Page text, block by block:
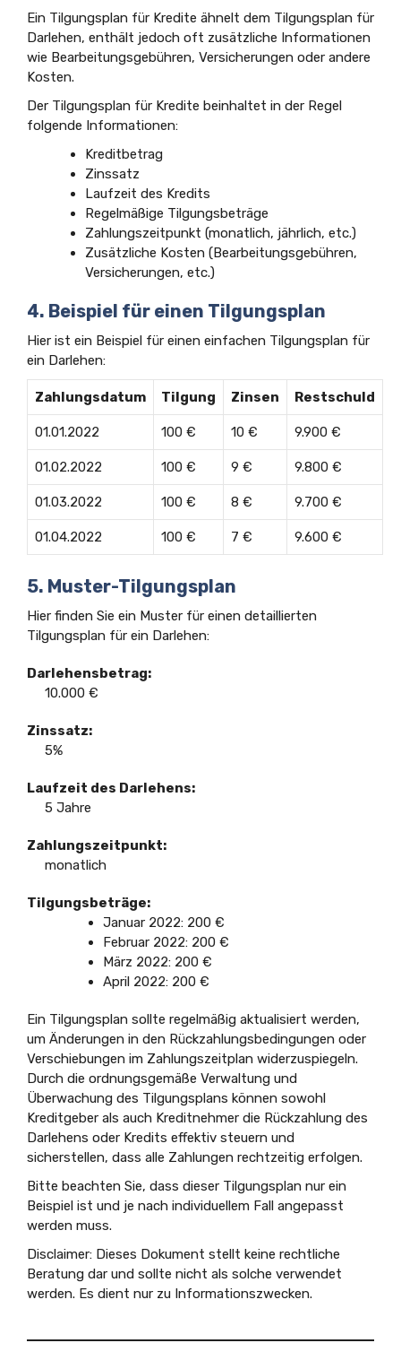
Ein Tilgungsplan für Kredite ähnelt dem Tilgungsplan für
Darlehen, enthält jedoch oft zusätzliche Informationen
wie Bearbeitungsgebühren, Versicherungen oder andere
Kosten.
Der Tilgungsplan für Kredite beinhaltet in der Regel
folgende Informationen:
Kreditbetrag
Zinssatz
Laufzeit des Kredits
Regelmäßige Tilgungsbeträge
Zahlungszeitpunkt (monatlich, jährlich, etc.)
Zusätzliche Kosten (Bearbeitungsgebühren,
Versicherungen, etc.)
4. Beispiel für einen Tilgungsplan
Hier ist ein Beispiel für einen einfachen Tilgungsplan für
ein Darlehen:
Zahlungsdatum Tilgung Zinsen Restschuld
01.01.2022 100 € 10 € 9.900 €
01.02.2022 100 € 9 € 9.800 €
01.03.2022 100 € 8 € 9.700 €
01.04.2022 100 € 7 € 9.600 €
5. Muster-Tilgungsplan
Hier finden Sie ein Muster für einen detaillierten
Tilgungsplan für ein Darlehen:
Darlehensbetrag:
10.000 €
Zinssatz:
5%
Laufzeit des Darlehens:
5 Jahre
Zahlungszeitpunkt:
monatlich
Tilgungsbeträge:
Januar 2022: 200 €
Februar 2022: 200 €
März 2022: 200 €
April 2022: 200 €
Ein Tilgungsplan sollte regelmäßig aktualisiert werden,
um Änderungen in den Rückzahlungsbedingungen oder
Verschiebungen im Zahlungszeitplan widerzuspiegeln.
Durch die ordnungsgemäße Verwaltung und
Überwachung des Tilgungsplans können sowohl
Kreditgeber als auch Kreditnehmer die Rückzahlung des
Darlehens oder Kredits effektiv steuern und
sicherstellen, dass alle Zahlungen rechtzeitig erfolgen.
Bitte beachten Sie, dass dieser Tilgungsplan nur ein
Beispiel ist und je nach individuellem Fall angepasst
werden muss.
Disclaimer: Dieses Dokument stellt keine rechtliche
Beratung dar und sollte nicht als solche verwendet
werden. Es dient nur zu Informationszwecken.